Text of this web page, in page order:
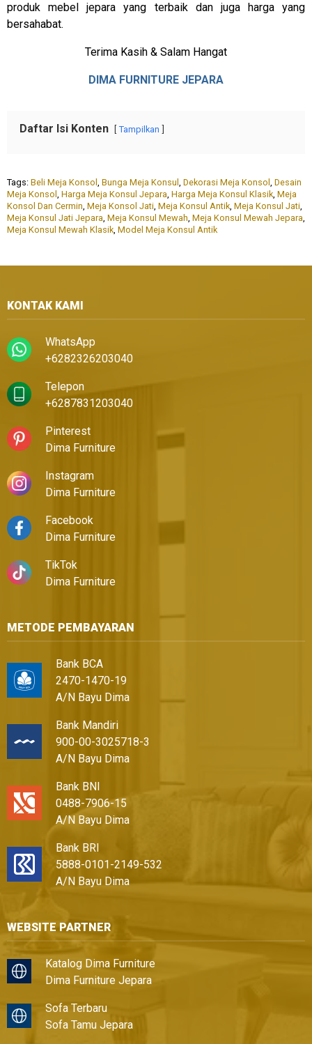
produk mebel jepara yang terbaik dan juga harga yang
bersahabat.
Terima Kasih & Salam Hangat
DIMA FURNITURE JEPARA
Daftar Isi Konten Tampilkan
Tags: Beli Meja Konsol , Bunga Meja Konsul , Dekorasi Meja Konsol , Desain
Meja Konsol , Harga Meja Konsul Jepara, Harga Meja Konsul Klasik, Meja
Konsol Dan Cermin, Meja Konsol Jati, Meja Konsul Antik, Meja Konsul Jati,
Meja Konsul Jati Jepara, Meja Konsul Mewah, Meja Konsul Mewah Jepara,
Meja Konsul Mewah Klasik, Model Meja Konsul Antik
KONTAK KAMI
WhatsApp
+6282326203040
Telepon
+6287831203040
Pinterest
Dima Furniture
Instagram
Dima Furniture
Facebook
Dima Furniture
TikTok
Dima Furniture
METODE PEMBAYARAN
Bank BCA
2470-1470-19
A/N Bayu Dima
Bank Mandiri
900-00-3025718-3
A/N Bayu Dima
Bank BNI
0488-7906-15
A/N Bayu Dima
Bank BRI
5888-0101-2149-532
A/N Bayu Dima
WEBSITE PARTNER
Katalog Dima Furniture
Dima Furniture Jepara
Sofa Terbaru
Sofa Tamu Jepara